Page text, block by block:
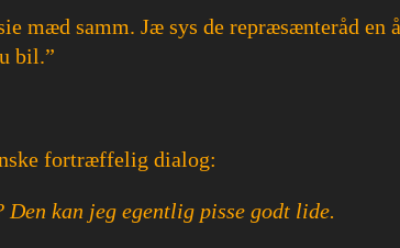
mæd samm. Jæ sys de repræsænteråd
bil.”
fortræffelig dialog:
kan jeg egentlig pisse godt lide.